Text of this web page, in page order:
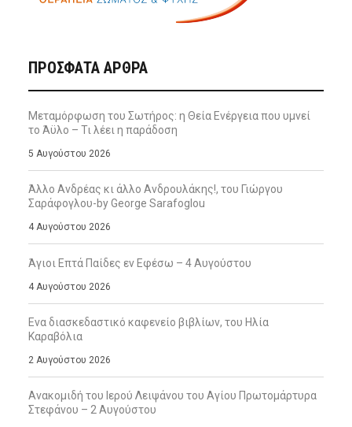
ΠΡΌΣΦΑΤΑ ΆΡΘΡΑ
Μεταμόρφωση του Σωτήρος: η Θεία Ενέργεια που υμνεί
το Άϋλο – Τι λέει η παράδοση
5 Αυγούστου 2026
Άλλο Ανδρέας κι άλλο Ανδρουλάκης!, του Γιώργου
Σαράφογλου-by George Sarafoglou
4 Αυγούστου 2026
Άγιοι Επτά Παίδες εν Εφέσω – 4 Αυγούστου
4 Αυγούστου 2026
Ενα διασκεδαστικό καφενείο βιβλίων, του Ηλία
Καραβόλια
2 Αυγούστου 2026
Ανακομιδή του Ιερού Λειψάνου του Αγίου Πρωτομάρτυρα
Στεφάνου – 2 Αυγούστου